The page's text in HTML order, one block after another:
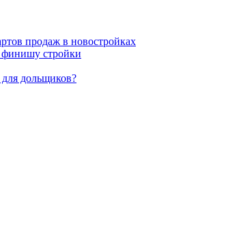
продаж в новостройках
финишу стройки
дольщиков?